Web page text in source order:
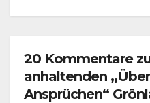
20 Kommentare
anhaltenden
Ansprüchen“